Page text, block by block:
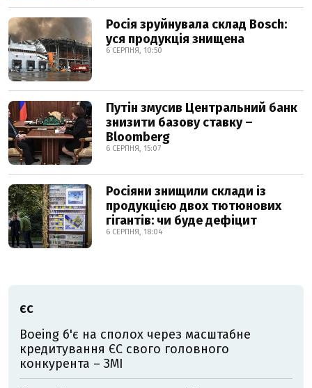
Росія зруйнувала склад Bosch:
уся продукція знищена
6 СЕРПНЯ, 10:50
Путін змусив Центральний банк
знизити базову ставку –
Bloomberg
6 СЕРПНЯ, 15:07
Росіяни знищили склади із
продукцією двох тютюнових
гігантів: чи буде дефіцит
6 СЕРПНЯ, 18:04
ЄС
Boeing б'є на сполох через масштабне
кредитування ЄС свого головного
конкурента – ЗМІ